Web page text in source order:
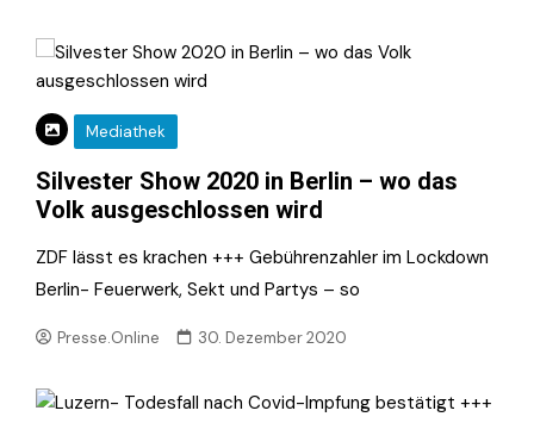
Mediathek
Silvester Show 2020 in Berlin – wo das
Volk ausgeschlossen wird
ZDF lässt es krachen +++ Gebührenzahler im Lockdown
Berlin- Feuerwerk, Sekt und Partys – so
Presse.Online 30. Dezember 2020